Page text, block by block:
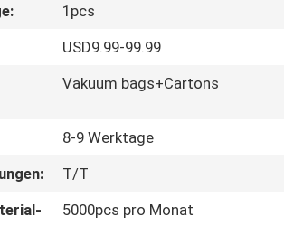
1pcs
USD9.99-99.99
Vakuum bags+Cartons
8-9 Werktage
T/T
5000pcs pro Monat